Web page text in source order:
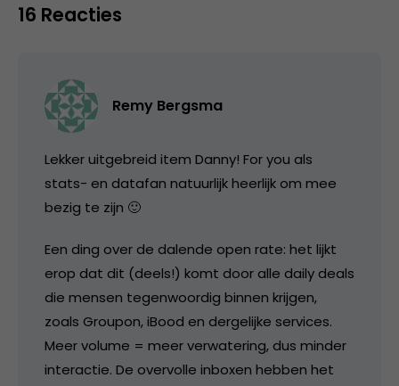
16 Reacties
Remy Bergsma
Lekker uitgebreid item Danny! For you als
stats- en datafan natuurlijk heerlijk om mee
bezig te zijn 🙂
Een ding over de dalende open rate: het lijkt
erop dat dit (deels!) komt door alle daily deals
die mensen tegenwoordig binnen krijgen,
zoals Groupon, iBood en dergelijke services.
Meer volume = meer verwatering, dus minder
interactie. De overvolle inboxen hebben het